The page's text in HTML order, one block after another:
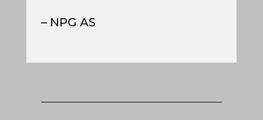
– NPG AS